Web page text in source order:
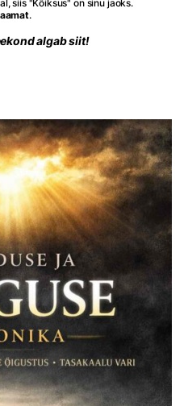
siis "Kõiksus" on sinu jaoks.
.
algab siit!